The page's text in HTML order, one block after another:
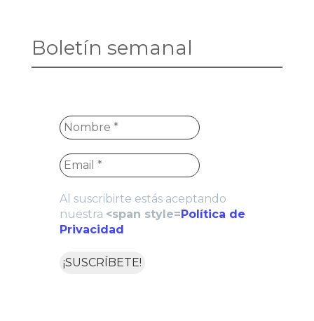
Boletín semanal
Al suscribirte estás aceptando
nuestra <span style= Política de
Privacidad